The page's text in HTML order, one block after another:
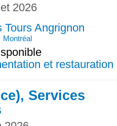
2026
Tours Angrignon
Montréal
et restauration
Services